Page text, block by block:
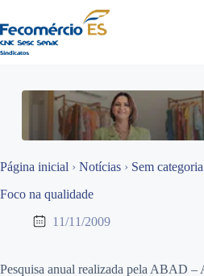
para
o
conteúdo
Página inicial › Notícias › Sem categoria
Foco na qualidade
11/11/2009
Pesquisa anual realizada pela ABAD –